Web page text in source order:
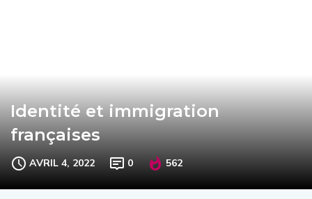
Identité et immigration
françaises
AVRIL 4, 2022 0 562